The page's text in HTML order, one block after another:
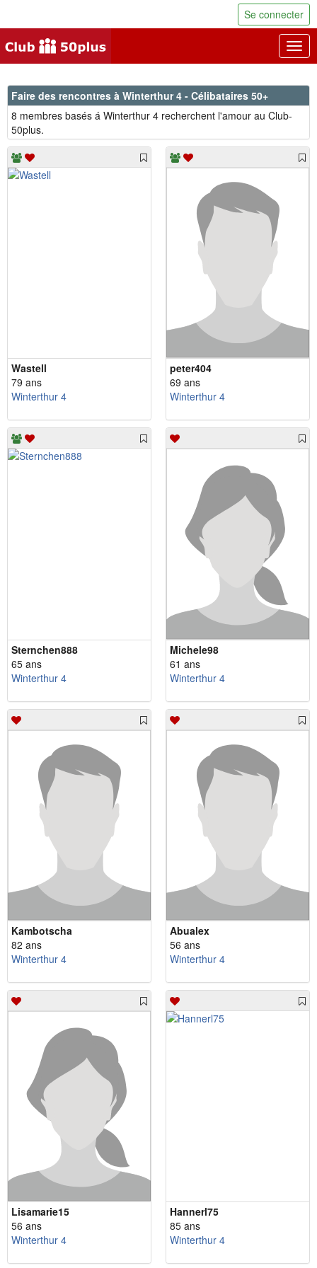
Se connecter
Faire des rencontres à Winterthur 4 - Célibataires 50+
8 membres basés á Winterthur 4 recherchent l'amour au Club-
50plus.
Wastell
79 ans
Winterthur 4
peter404
69 ans
Winterthur 4
Sternchen888
65 ans
Winterthur 4
Michele98
61 ans
Winterthur 4
Kambotscha
82 ans
Winterthur 4
Abualex
56 ans
Winterthur 4
Lisamarie15
56 ans
Winterthur 4
Hannerl75
85 ans
Winterthur 4